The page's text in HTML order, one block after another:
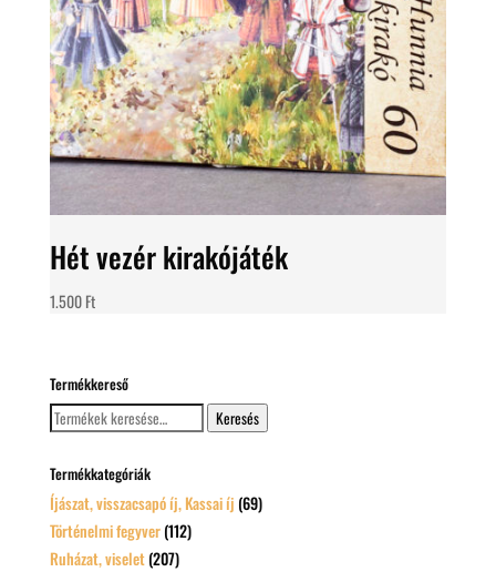
Hét vezér kirakójáték
1.500Ft
Termékkereső
Keresés
a
Keresés
Termékkategóriák
Íjászat, visszacsapó íj, Kassai íj (69)
Történelmi fegyver (112)
Ruházat, viselet (207)